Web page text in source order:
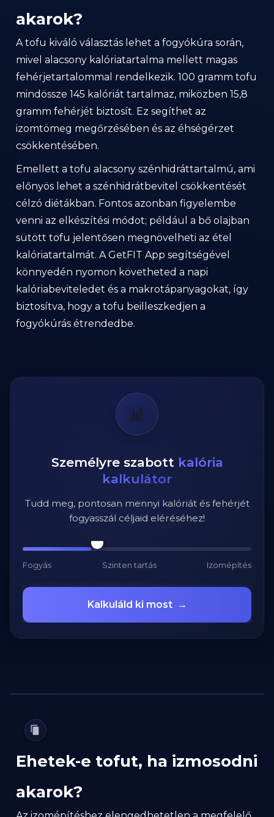
akarok?
A tofu kiváló választás lehet a fogyókúra során,
mivel alacsony kalóriatartalma mellett magas
fehérjetartalommal rendelkezik. 100 gramm tofu
mindössze 145 kalóriát tartalmaz, miközben 15,8
gramm fehérjét biztosít. Ez segíthet az
izomtömeg megőrzésében és az éhségérzet
csökkentésében.
Emellett a tofu alacsony szénhidráttartalmú, ami
előnyös lehet a szénhidrátbevitel csökkentését
célzó diétákban. Fontos azonban figyelembe
venni az elkészítési módot; például a bő olajban
sütött tofu jelentősen megnövelheti az étel
kalóriatartalmát. A GetFIT App segítségével
könnyedén nyomon követheted a napi
kalóriabeviteledet és a makrotápanyagokat, így
biztosítva, hogy a tofu beilleszkedjen a
fogyókúrás étrendedbe.
📊
Személyre szabott kalória
kalkulátor
Tudd meg, pontosan mennyi kalóriát és fehérjét
fogyasszál céljaid eléréséhez!
Fogyás Szinten tartás Izomépítés
Kalkuláld ki most →
Ehetek-e tofut, ha izmosodni
akarok?